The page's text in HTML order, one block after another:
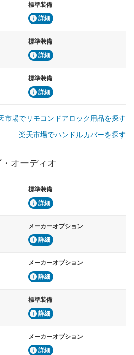
標準装備
詳細
標準装備
詳細
標準装備
詳細
市場でリモコンドアロック用品を探す
楽天市場でハンドルカバーを探す
オーディオ
標準装備
詳細
メーカーオプション
詳細
メーカーオプション
詳細
標準装備
詳細
メーカーオプション
詳細